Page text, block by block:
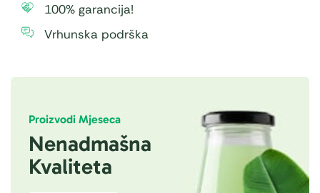
100% garancija!
Vrhunska podrška
Proizvodi Mjeseca
Nenadmašna
Kvaliteta